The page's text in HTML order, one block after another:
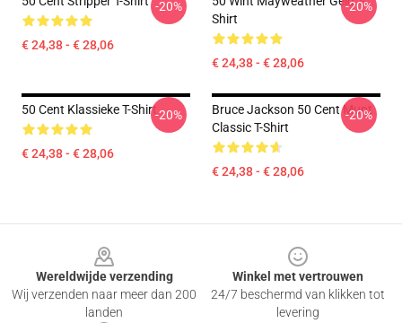
€ 24,38 - € 28,06
-20%
Shirt
€ 24,38 - € 28,06
-20%
50 Cent Klassieke T-Shirt
€ 24,38 - € 28,06
-20%
Bruce Jackson 50 Cent Munt
Classic T-Shirt
€ 24,38 - € 28,06
-20%
Wereldwijde verzending
Wij verzenden naar meer dan 200
landen
Winkel met vertrouwen
24/7 beschermd van klikken tot
levering